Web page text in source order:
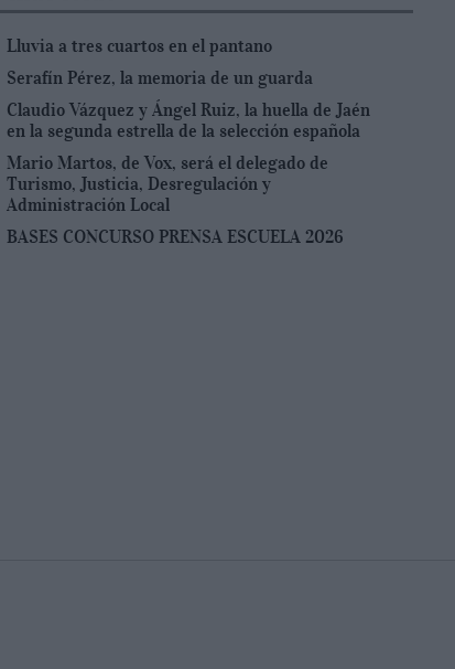
Lluvia a tres cuartos en el pantano
Serafín Pérez, la memoria de un guarda
Claudio Vázquez y Ángel Ruiz, la huella de Jaén
en la segunda estrella de la selección española
Mario Martos, de Vox, será el delegado de
Turismo, Justicia, Desregulación y
Administración Local
BASES CONCURSO PRENSA ESCUELA 2026